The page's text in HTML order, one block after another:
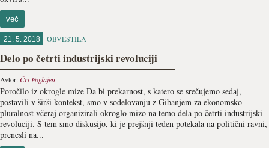
več
21. 5. 2018 OBVESTILA
Delo po četrti industrijski revoluciji
Avtor:Črt Poglajen
Poročilo iz okrogle mize Da bi prekarnost, s katero se srečujemo sedaj,
postavili v širši kontekst, smo v sodelovanju z Gibanjem za ekonomsko
pluralnost včeraj organizirali okroglo mizo na temo dela po četrti industrijski
revoluciji. S tem smo diskusijo, ki je prejšnji teden potekala na politični ravni,
prenesli na...